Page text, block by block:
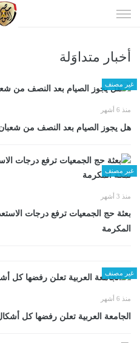
الى
أخبار متداوَلة
غير مصنف
منذ 6 أشهر
هل يجوز الصيام بعد النصف من
غير مصنف
منذ 3 أشهر
بعثة حج الجمعيات ترفع درجات
المكرمة
غير مصنف
منذ 6 أشهر
الجامعة العربية تعلن رفضها كل